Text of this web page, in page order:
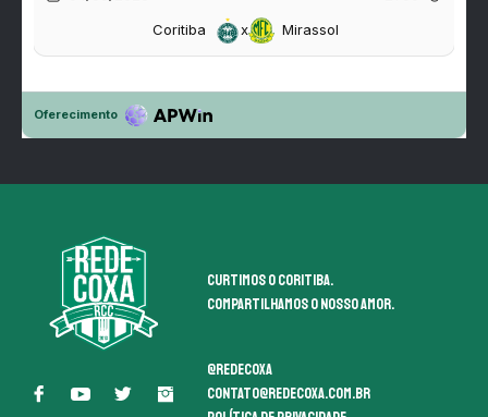
Curtimos o coritiba.
Compartilhamos o nosso amor.
@redecoxa
contato@redecoxa.com.br